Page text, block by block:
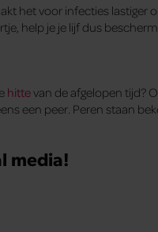
het voor infecties lastiger
help je je lijf dus
hittevan de afgelopen tijd?
een peer. Peren staan
media!